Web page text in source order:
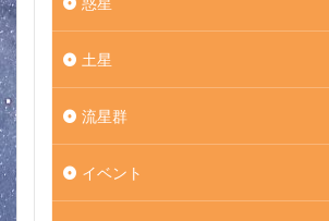
土星
流星群
イベント